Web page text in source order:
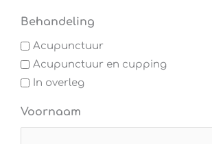
Behandeling
Acupunctuur
Acupunctuur en cupping
In overleg
Voornaam